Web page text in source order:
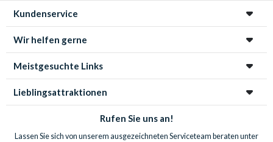
Kundenservice
Wir helfen gerne
Meistgesuchte Links
Lieblingsattraktionen
Rufen Sie uns an!
Lassen Sie sich von unserem ausgezeichneten Serviceteam beraten unter